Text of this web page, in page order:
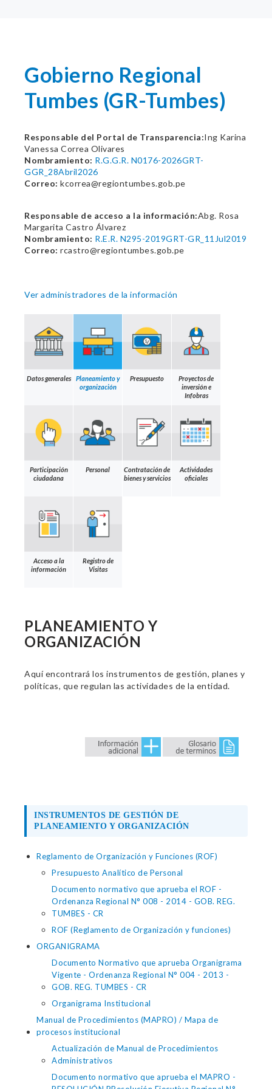
Gobierno Regional
Tumbes (GR-Tumbes)
Responsable del Portal de Transparencia:Ing Karina
Vanessa Correa Olivares
Nombramiento: R.G.G.R. N0176-2026GRT-
GGR_28Abril2026
Correo: kcorrea@regiontumbes.gob.pe
Responsable de acceso a la información:Abg. Rosa
Margarita Castro Álvarez
Nombramiento: R.E.R. N295-2019GRT-GR_11Jul2019
Correo: rcastro@regiontumbes.gob.pe
Ver administradores de la información
Datos generales
Planeamiento y
organización
Presupuesto
Proyectos de
inversión e
Infobras
Participación
ciudadana
Personal
Contratación de
bienes y servicios
Actividades
oficiales
Acceso a la
información
Registro de
Visitas
PLANEAMIENTO Y
ORGANIZACIÓN
Aquí encontrará los instrumentos de gestión, planes y
políticas, que regulan las actividades de la entidad.
INSTRUMENTOS DE GESTIÓN DE
PLANEAMIENTO Y ORGANIZACIÓN
Reglamento de Organización y Funciones (ROF)
Presupuesto Analítico de Personal
Documento normativo que aprueba el ROF -
Ordenanza Regional N° 008 - 2014 - GOB. REG.
TUMBES - CR
ROF (Reglamento de Organización y funciones)
ORGANIGRAMA
Documento Normativo que aprueba Organigrama
Vigente - Ordenanza Regional N° 004 - 2013 -
GOB. REG. TUMBES - CR
Organigrama Institucional
Manual de Procedimientos (MAPRO) / Mapa de
procesos institucional
Actualización de Manual de Procedimientos
Administrativos
Documento normativo que aprueba el MAPRO -